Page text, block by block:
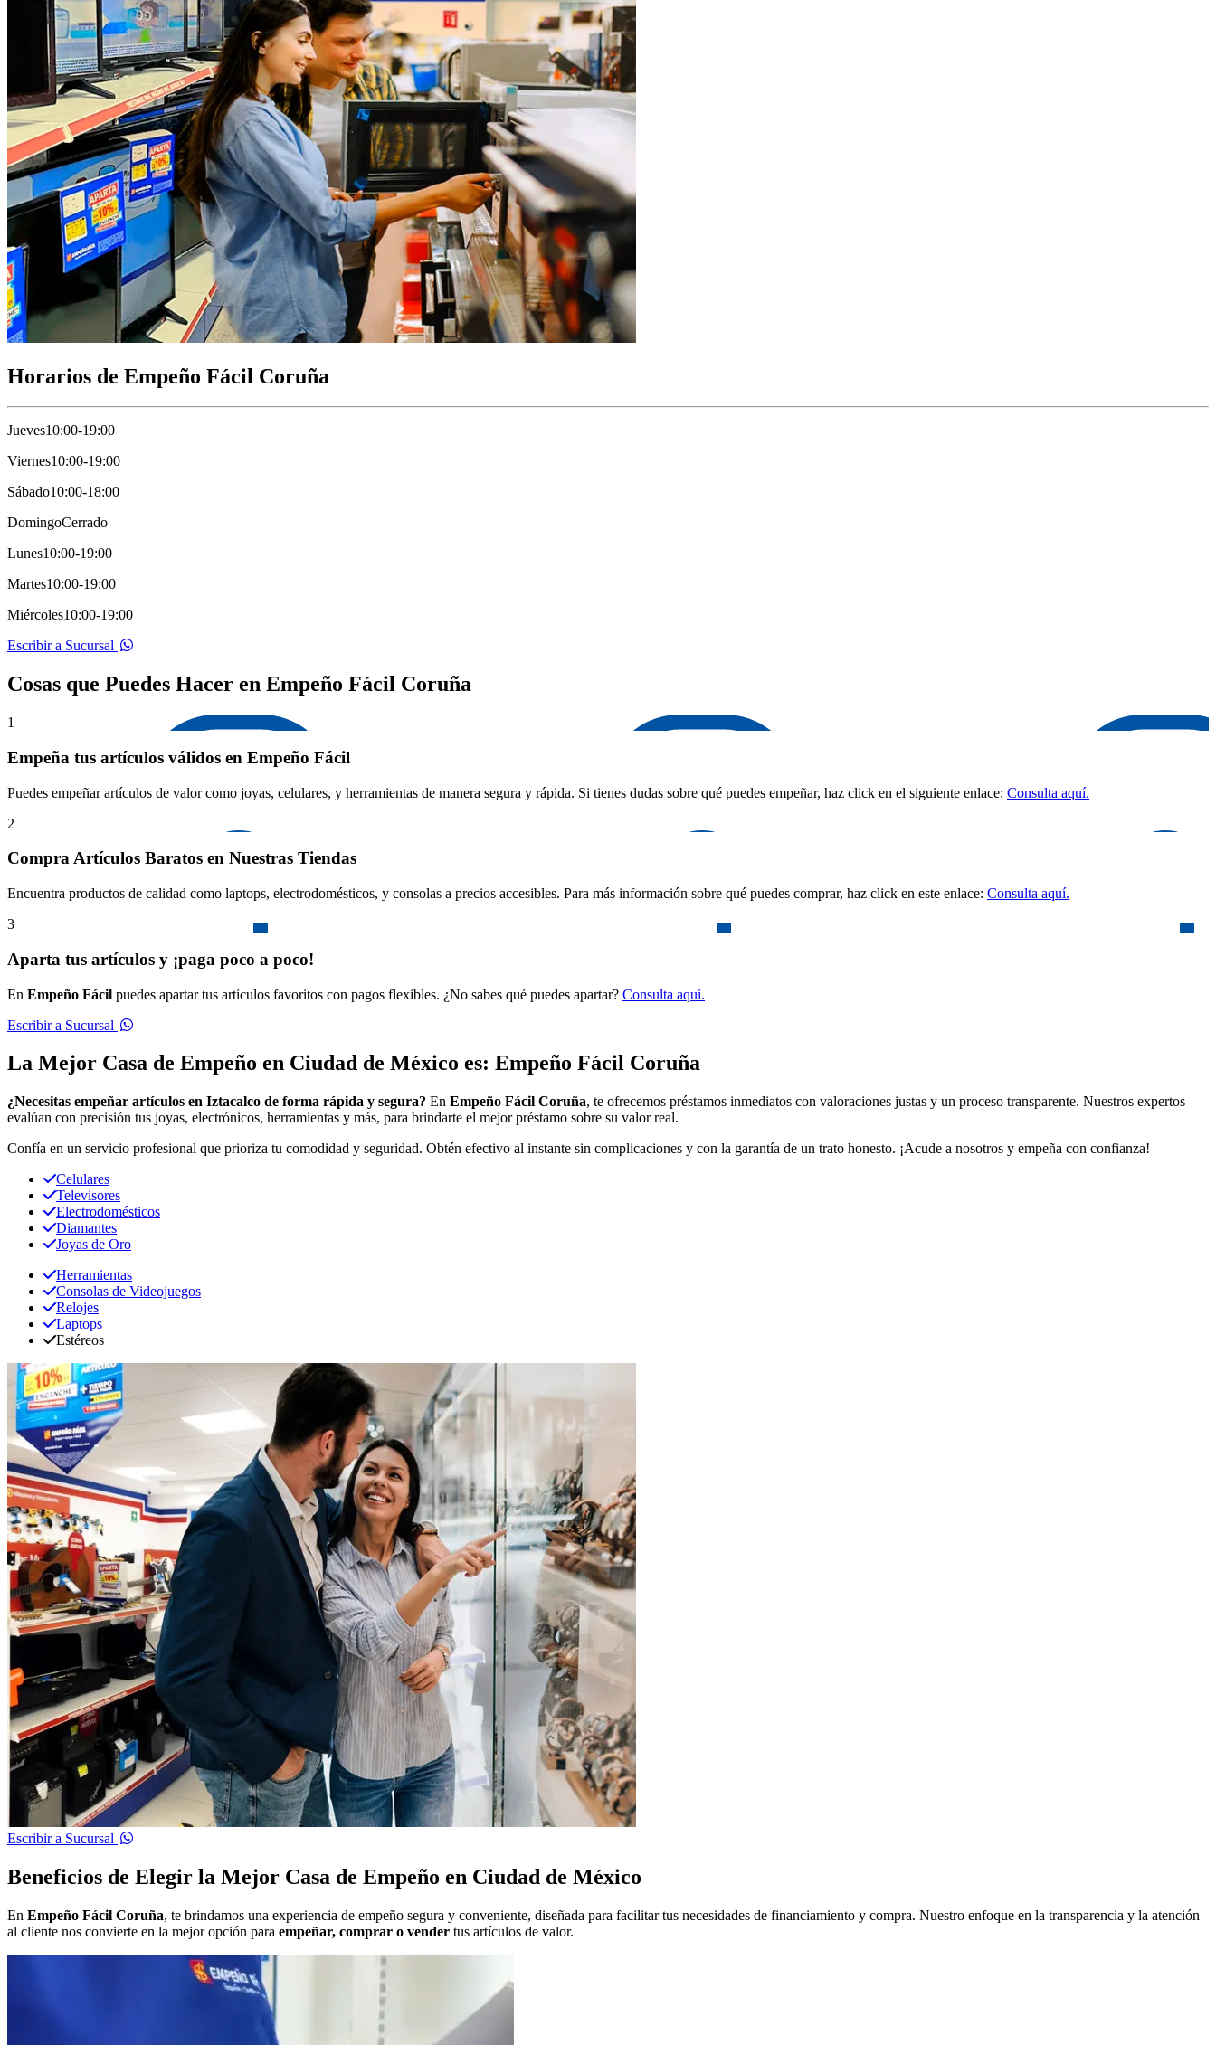
Horarios de Empeño Fácil Coruña
Jueves10:00-19:00
Viernes10:00-19:00
Sábado10:00-18:00
DomingoCerrado
Lunes10:00-19:00
Martes10:00-19:00
Miércoles10:00-19:00
Escribir a Sucursal
Cosas que Puedes Hacer en Empeño Fácil Coruña
1
Empeña tus artículos válidos en Empeño Fácil
Puedes empeñar artículos de valor como joyas, celulares, y herramientas de manera segura y rápida. Si tienes dudas sobre qué puedes empeñar, haz click en el siguiente enlace: Consulta aquí.
2
Compra Artículos Baratos en Nuestras Tiendas
Encuentra productos de calidad como laptops, electrodomésticos, y consolas a precios accesibles. Para más información sobre qué puedes comprar, haz click en este enlace: Consulta aquí.
3
Aparta tus artículos y ¡paga poco a poco!
En Empeño Fácil puedes apartar tus artículos favoritos con pagos flexibles. ¿No sabes qué puedes apartar? Consulta aquí.
Escribir a Sucursal
La Mejor Casa de Empeño en Ciudad de México es: Empeño Fácil Coruña
¿Necesitas empeñar artículos en Iztacalco de forma rápida y segura? En Empeño Fácil Coruña, te ofrecemos préstamos inmediatos con valoraciones justas y un proceso transparente. Nuestros expertos
evalúan con precisión tus joyas, electrónicos, herramientas y más, para brindarte el mejor préstamo sobre su valor real.
Confía en un servicio profesional que prioriza tu comodidad y seguridad. Obtén efectivo al instante sin complicaciones y con la garantía de un trato honesto. ¡Acude a nosotros y empeña con confianza!
Celulares
Televisores
Electrodomésticos
Diamantes
Joyas de Oro
Herramientas
Consolas de Videojuegos
Relojes
Laptops
Estéreos
Escribir a Sucursal
Beneficios de Elegir la Mejor Casa de Empeño en Ciudad de México
En Empeño Fácil Coruña, te brindamos una experiencia de empeño segura y conveniente, diseñada para facilitar tus necesidades de financiamiento y compra. Nuestro enfoque en la transparencia y la atención
al cliente nos convierte en la mejor opción para empeñar, comprar o vender tus artículos de valor.